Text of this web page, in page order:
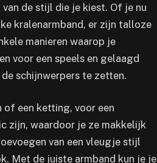
de stijl die je kiest. Of je nu
kralenarmband, er zijn talloze
manieren waarop je
voor een speels en gelaagd
schijnwerpers te zetten.
of een ketting, voor een
zijn, waardoor je ze makkelijk
van een vleugje stijl
Met de juiste armband kun je je